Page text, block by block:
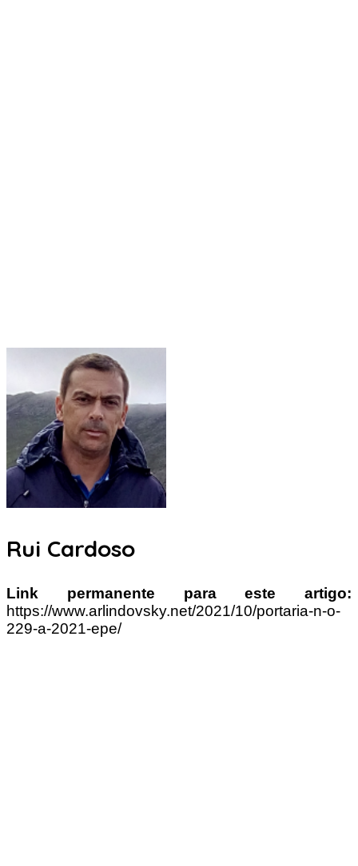
Rui Cardoso
Link permanente para este artigo:
https://www.arlindovsky.net/2021/10/portaria-n-o-
229-a-2021-epe/